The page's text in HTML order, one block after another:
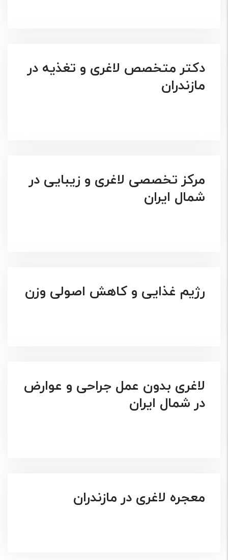
دکتر متخصص لاغری و تغذیه در
مازندران
مرکز تخصصی لاغری و زیبایی در
شمال ایران
رژیم غذایی و کاهش اصولی وزن
لاغری بدون عمل جراحی و عوارض
در شمال ایران
معجره لاغری در مازندران